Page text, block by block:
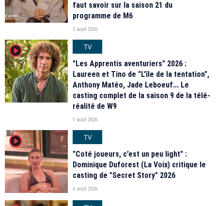
faut savoir sur la saison 21 du
programme de M6
2 août 2026
player2
TV
"Les Apprentis aventuriers" 2026 :
Laureen et Tino de "L'île de la tentation",
Anthony Matéo, Jade Leboeuf... Le
casting complet de la saison 9 de la télé-
réalité de W9
1 août 2026
player2
TV
"Coté joueurs, c’est un peu light" :
Dominique Duforest (La Voix) critique le
casting de "Secret Story" 2026
6 août 2026